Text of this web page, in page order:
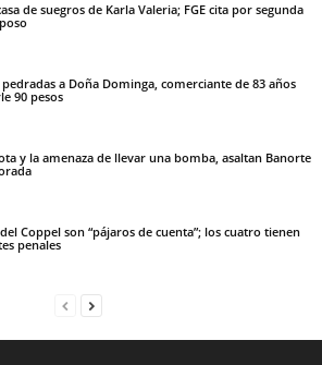
de suegros de Karla Valeria; FGE cita por segunda
pedradas a Doña Dominga, comerciante de 83 años
90 pesos
y la amenaza de llevar una bomba, asaltan Banorte
Coppel son “pájaros de cuenta”; los cuatro tienen
penales